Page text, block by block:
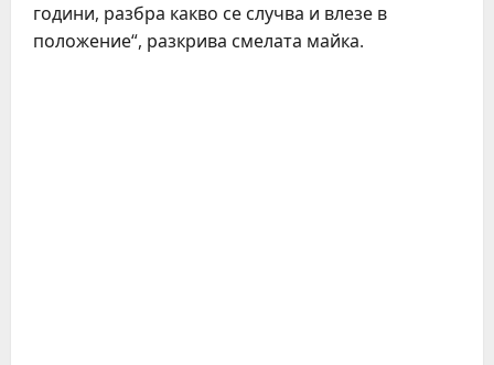
години, разбра какво се случва и влезе в
положение“, разкрива смелата майка.